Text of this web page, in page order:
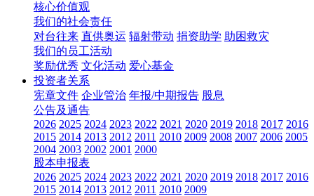
核心价值观
我们的社会责任
对台往来 直供奥运 辐射带动 捐资助学 助困救灾
我们的员工活动
奖励优秀 文化活动 爱心基金
投资者关系
宪章文件 企业管治 年报/中期报告 股息
公告及通告
2026 2025 2024 2023 2022 2021 2020 2019 2018 2017 2016
2015 2014 2013 2012 2011 2010 2009 2008 2007 2006 2005
2004 2003 2002 2001 2000
股本申报表
2026 2025 2024 2023 2022 2021 2020 2019 2018 2017 2016
2015 2014 2013 2012 2011 2010 2009